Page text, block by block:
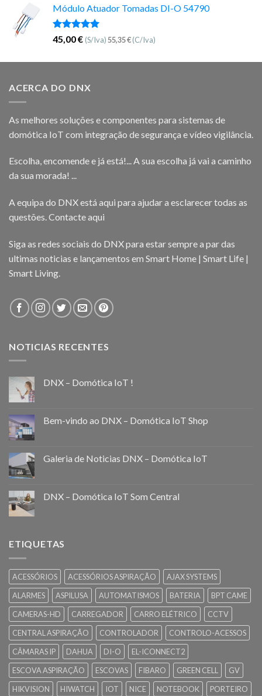
Módulo Atuador Tomadas DI-O 54790
Avaliação
5.00
de 5
45,00€ (S/Iva)55,35€(C/Iva)
ACERCA DO DNX
As melhores soluções e componentes para sistemas de
domótica IoT com integração de segurança e vídeo vigilância.
Escolha, encomende e já está!... A sua escolha já vai a caminho
da sua morada! ...
A equipa do DNX está aqui para ajudar a esclarecer todas as
questões.Contacte aqui
Siga as redes sociais do DNX para estar sempre a par das
ultimas noticias e lançamentos em Smart Home | Smart Life |
Smart Living.
NOTICIAS RECENTES
DNX – Domótica IoT !
Bem-vindo ao DNX – Domótica IoT Shop
Galeria de Noticias DNX – Domótica IoT
DNX – Domótica IoT Som Central
ETIQUETAS
ACESSÓRIOS ACESSÓRIOS ASPIRAÇÃO
AJAX SYSTEMS
ALARMES
ASPILUSA AUTOMATISMOS BATERIA
BPT CAME
CAMERAS-HD
CARREGADOR CARRO ELÉTRICO
CCTV
CENTRAL ASPIRAÇÃO
CONTROLADOR
CONTROLO-ACESSOS
CÂMARAS IP
DAHUA DI-O
EL-ICONNECT2
ESCOVA ASPIRAÇÃO
ESCOVAS FIBARO GREEN CELL
GV
HIKVISION
HIWATCH IOT NICE NOTEBOOK
PORTEIRO